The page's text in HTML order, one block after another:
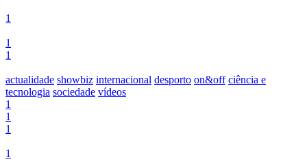
1
1
1
actualidade showbiz internacional desporto on&off ciência e
tecnologia sociedade vídeos
1
1
1
1